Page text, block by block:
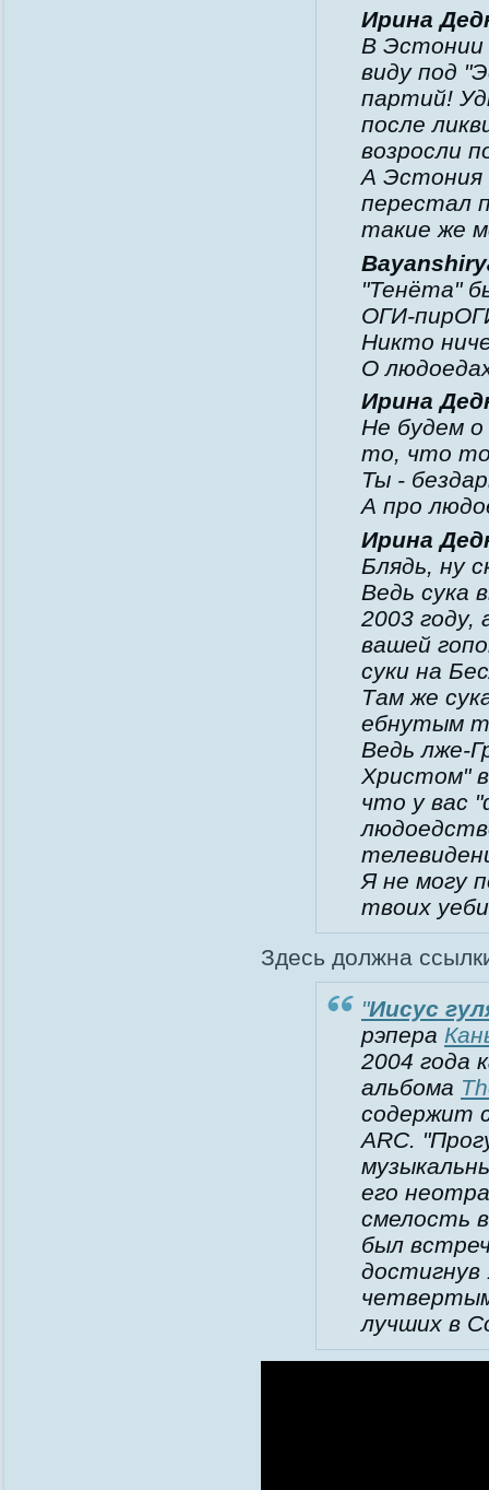
Ирина
В Эстонии
виду под
партий!
после
возросли
А Эстония
перестал
такие же
"Тенёта"
ОГИ-
Никто
О
Ирина
Не будем о
то, что
Ты -
А про
Ирина
Блядь, ну
Ведь сука
2003 году,
вашей
суки на
Там же
ебнутым
Ведь лже-
Христом"
что у вас
Я не могу
твоих
Здесь должна
"Иисус
рэпера
2004 года
альбома
содержит
ARC.
его
смелость
был
лучших в